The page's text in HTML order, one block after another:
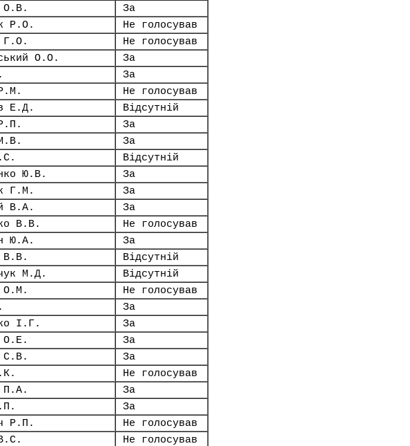
О.В.
За
Р.О.
Не голосував
Г.О.
Не голосував
О.О.
За
За
Не голосував
Е.Д.
Відсутній
За
За
Відсутній
Ю.В.
За
Г.М.
За
В.А.
За
В.В.
Не голосував
Ю.А.
За
В.В.
Відсутній
М.Д.
Відсутній
О.М.
Не голосував
За
І.Г.
За
О.Е.
За
С.В.
За
Не голосував
П.А.
За
За
Р.П.
Не голосував
Не голосував